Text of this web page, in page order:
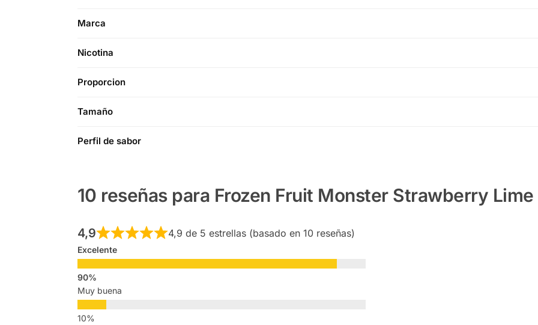
Marca
Nicotina
Proporcion
Tamaño
Perfil de sabor
10 reseñas para Frozen Fruit Monster Strawberry
4,9 4,9 de 5 estrellas (basado en 10 reseñas)
Excelente
Muy buena